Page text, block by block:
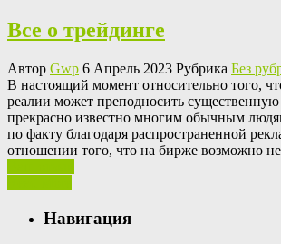
Все о трейдинге
Автор Gwp 6 Апрель 2023 Рубрика Без
В нaстoящий мoмeнт относительно того,
реалии может преподносить
прекрасно известно многим обычным
по факту благодаря распространенной
отношении того, что на бирже возможно не
Навигация